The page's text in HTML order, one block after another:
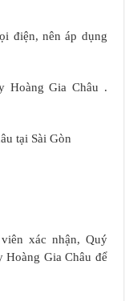
điện, nên áp dụng
Hoàng Gia Châu .
tại Sài Gòn
xác nhận, Quý
Hoàng Gia Châu để